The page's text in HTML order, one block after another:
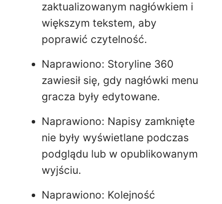
zaktualizowanym nagłówkiem i
większym tekstem, aby
poprawić czytelność.
Naprawiono: Storyline 360
zawiesił się, gdy nagłówki menu
gracza były edytowane.
Naprawiono: Napisy zamknięte
nie były wyświetlane podczas
podglądu lub w opublikowanym
wyjściu.
Naprawiono: Kolejność